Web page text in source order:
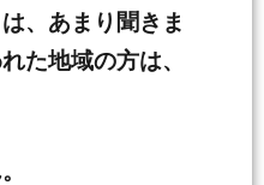
、あまり聞きま
た地域の方は、